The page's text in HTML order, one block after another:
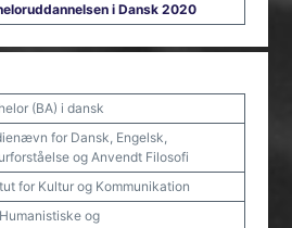
i Dansk 2020
(BA) i dansk
for Dansk, Engelsk,
og Anvendt Filosofi
for Kultur og Kommunikation
og